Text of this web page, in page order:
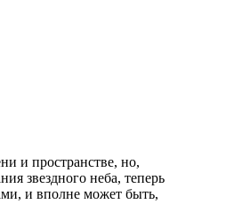
и пространстве, но,
звездного неба, теперь
и вполне может быть,